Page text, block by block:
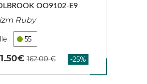
OO9102-E9
Ruby
55